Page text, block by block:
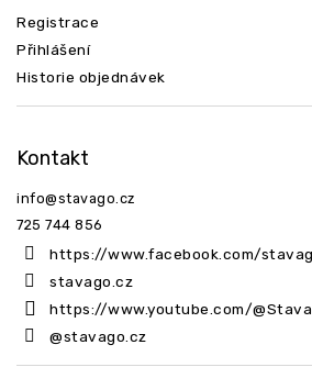
Registrace
Přihlášení
Historie objednávek
Kontakt
info@stavago.cz
725 744 856
https://www.facebook.com/
stavago.cz
https://www.youtube.com/
@stavago.cz